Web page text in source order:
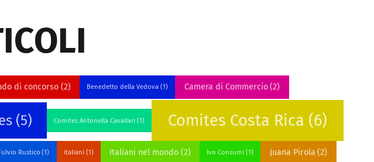
di concorso (2) Benedetto della Vedova (1) Camera di Commercio (2)
(5) Comites Antonella Cavallari (1) Comites Costa Rica (6)
Rustico (1) italiani (1) Italiani nel mondo (2) Ivo Consumi (1) Juana Pirola (2)